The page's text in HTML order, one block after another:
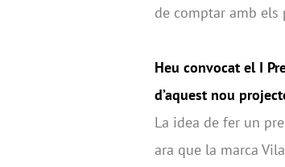
de comptar amb
Heu convocat el I
d’aquest nou
La idea de fer un
ara que la marca